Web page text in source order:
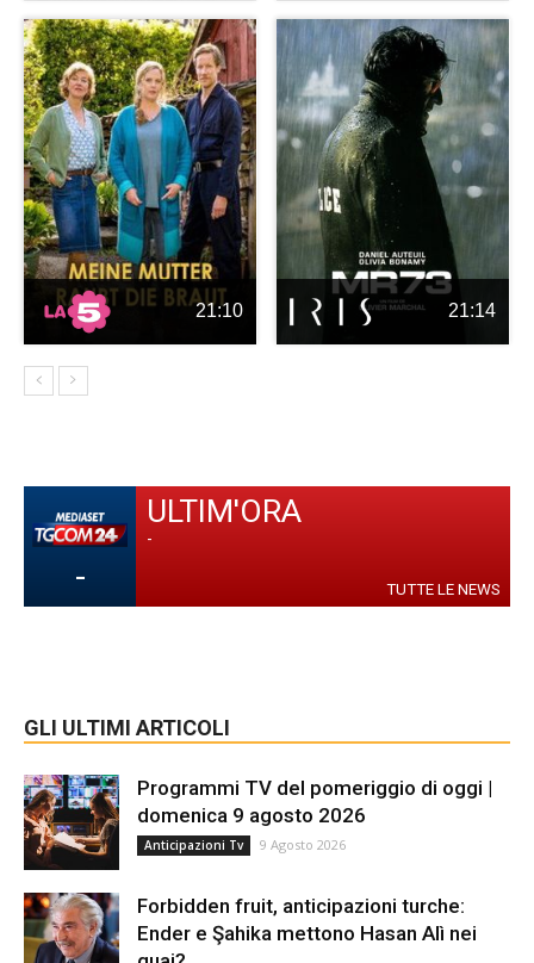
21:10 21:14
-
ULTIM'ORA
-
TUTTE LE NEWS
GLI ULTIMI ARTICOLI
Programmi TV del pomeriggio di oggi |
domenica 9 agosto 2026
Anticipazioni Tv 9 Agosto 2026
Forbidden fruit, anticipazioni turche:
Ender e Şahika mettono Hasan Alì nei